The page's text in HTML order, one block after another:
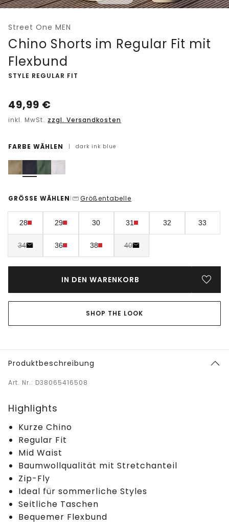
Street One MEN
Chino Shorts im Regular Fit mit
Flexbund
-
STYLE REGULAR FIT
49,99 €
inkl. MwSt. zzgl. Versandkosten
FARBE WÄHLEN | dark ink blue
GRÖSSE WÄHLEN | Größentabelle
28 29 30 31 32 33
34 36 38 40
IN DEN WARENKORB
SHOP THE LOOK
Produktbeschreibung
Art. Nr.: D38065416508
Highlights
Kurze Chino
Regular Fit
Mid Waist
Baumwollqualität mit Stretchanteil
Zip-Fly
Ideal für sommerliche Styles
Seitliche Taschen
Bequemer Flexbund